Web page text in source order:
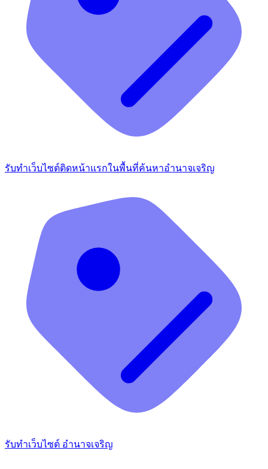
รับทำเว็บไซต์ติดหน้าแรกในพื้นที่ค้นหาอำนาจเจริญ
รับทำเว็บไซต์ อำนาจเจริญ